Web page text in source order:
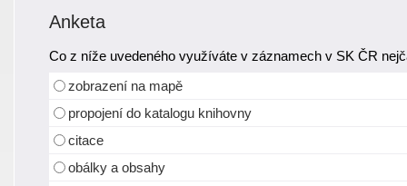
Anketa
Co z níže uvedeného využíváte v záznamech v SK ČR
zobrazení na mapě
propojení do katalogu knihovny
citace
obálky a obsahy